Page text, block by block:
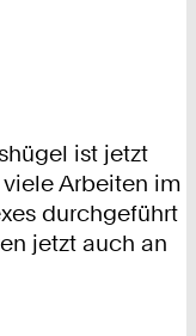
ist jetzt
Arbeiten im
durchgeführt
jetzt auch an